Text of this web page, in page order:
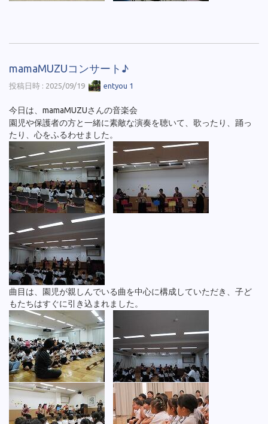
mamaMUZUコンサート♪
投稿日時 : 2025/09/19 entyou 1
今日は、mamaMUZUさんの音楽会
園児や保護者の方と一緒に素敵な演奏を聴いて、歌ったり、踊っ
たり、心をふるわせました。
曲目は、園児が親しんでいる曲を中心に構成していただき、子ど
もたちはすぐに引き込まれました。